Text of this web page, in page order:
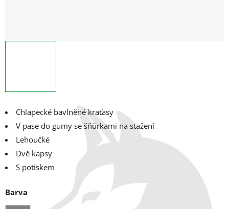
Chlapecké bavlněné kraťasy
V pase do gumy se šňůrkami na stažení
Lehoučké
Dvě kapsy
S potiskem
Barva